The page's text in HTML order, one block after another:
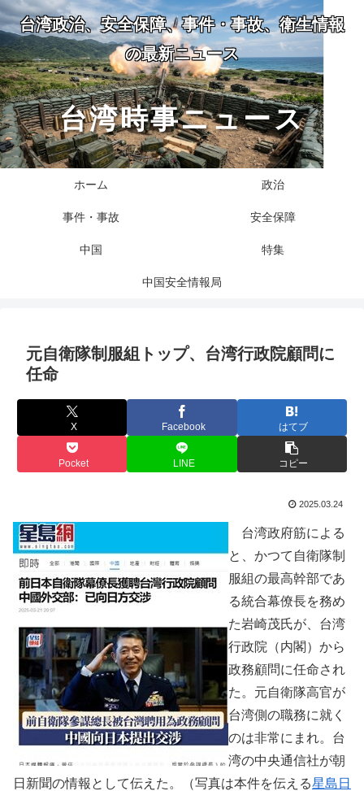
台湾政治、安全保障、事件・事故、衛生情報
の最新ニュース
台湾時事ニュース
ホーム 政治
事件・事故 安全保障
中国 特集
中国安全情報局
元自衛隊制服組トップ、台湾行政院顧問に
任命
X Facebook はてブ
Pocket LINE コピー
2025.03.24
台湾政府筋による
と、かつて自衛隊制
服組の最高幹部であ
る統合幕僚長を務め
た岩崎茂氏が、台湾
行政院（内閣）から
政務顧問に任命され
た。元自衛隊高官が
台湾側の職務に就く
のは非常にまれ。台
湾の中央通信社が朝
日新聞の情報として伝えた。（写真は本件を伝える星島日